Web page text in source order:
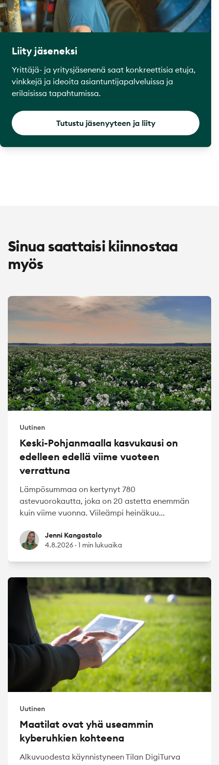
Liity jäseneksi
Yrittäjä- ja yritysjäsenenä saat konkreettisia etuja,
vinkkejä ja ideoita asiantuntijapalveluissa ja
erilaisissa tapahtumissa.
Tutustu jäsenyyteen ja liity
Sinua saattaisi kiinnostaa
myös
Uutinen
Keski-Pohjanmaalla kasvukausi on
edelleen edellä viime vuoteen
verrattuna
Lämpösummaa on kertynyt 780
astevuorokautta, joka on 20 astetta enemmän
kuin viime vuonna. Viileämpi heinäkuu...
Jenni Kangastalo
Jenni Kangastalo
4.8.2026 · 1 min lukuaika
Uutinen
Maatilat ovat yhä useammin
kyberuhkien kohteena
Alkuvuodesta käynnistyneen Tilan DigiTurva